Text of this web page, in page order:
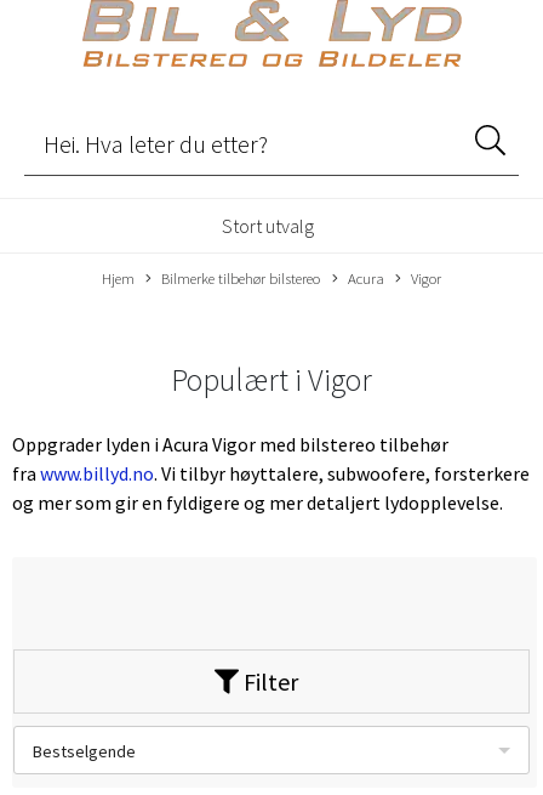
Stort utvalg
Hjem Bilmerke tilbehør bilstereo Acura Vigor
Populært i Vigor
Oppgrader lyden i Acura Vigor med bilstereo tilbehør
fra www.billyd.no. Vi tilbyr høyttalere, subwoofere, forsterkere
og mer som gir en fyldigere og mer detaljert lydopplevelse.
Filter
Bestselgende